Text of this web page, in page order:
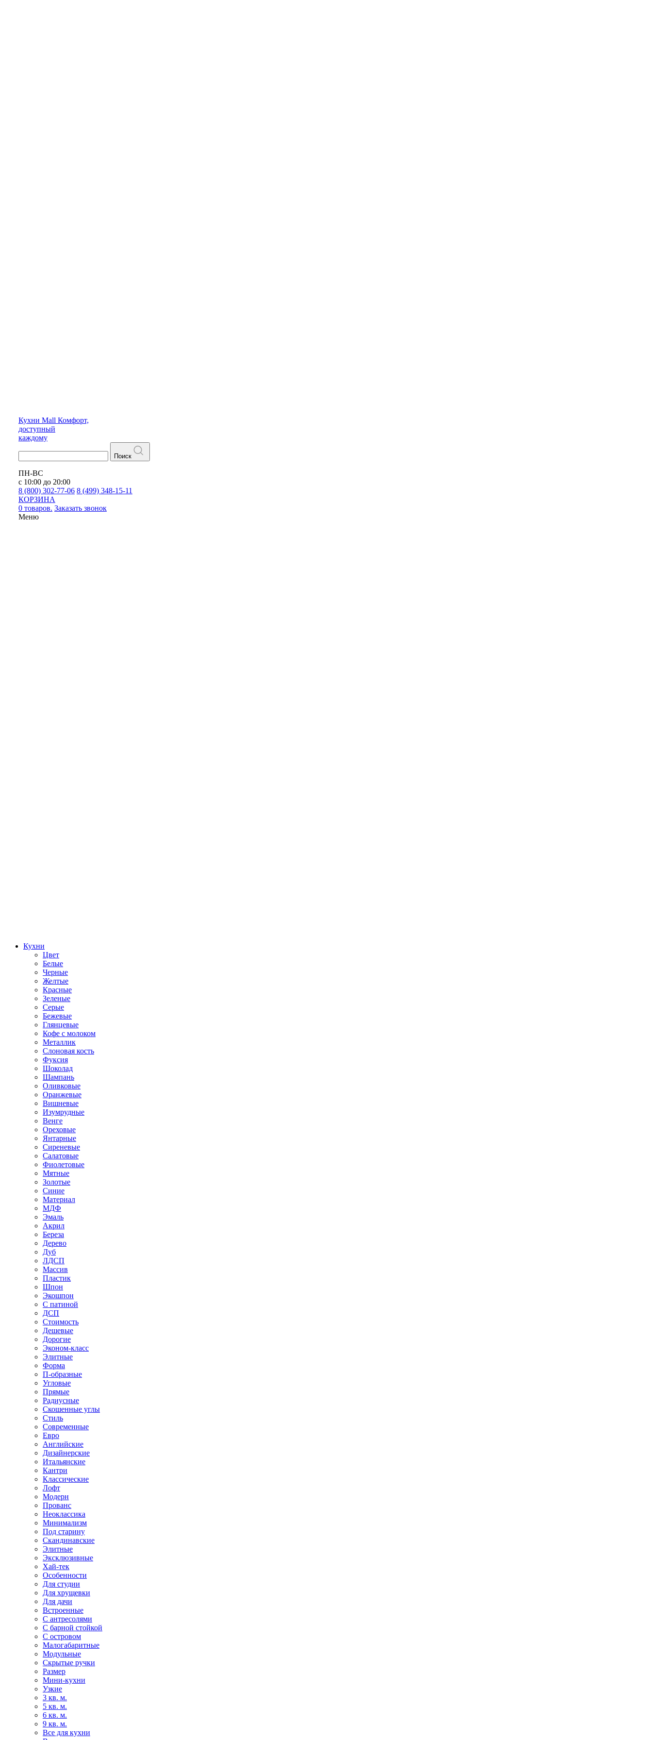
Кухни Mall Комфорт,
доступный
каждому
Поиск
ПН-ВС
с 10:00 до 20:00
8 (800) 302-77-06 8 (499) 348-15-11
КОРЗИНА
0 товаров. Заказать звонок
Меню
Кухни
Цвет
Белые
Черные
Желтые
Красные
Зеленые
Серые
Бежевые
Глянцевые
Кофе с молоком
Металлик
Слоновая кость
Фуксия
Шоколад
Шампань
Оливковые
Оранжевые
Вишневые
Изумрудные
Венге
Ореховые
Янтарные
Сиреневые
Салатовые
Фиолетовые
Мятные
Золотые
Синие
Материал
МДФ
Эмаль
Акрил
Береза
Дерево
Дуб
ЛДСП
Массив
Пластик
Шпон
Экошпон
С патиной
ДСП
Стоимость
Дешевые
Дорогие
Эконом-класс
Элитные
Форма
П-образные
Угловые
Прямые
Радиусные
Скошенные углы
Стиль
Современные
Евро
Английские
Дизайнерские
Итальянские
Кантри
Классические
Лофт
Модерн
Прованс
Неоклассика
Минимализм
Под старину
Скандинавские
Элитные
Эксклюзивные
Хай-тек
Особенности
Для студии
Для хрущевки
Для дачи
Встроенные
С антресолями
С барной стойкой
С островом
Малогабаритные
Модульные
Скрытые ручки
Размер
Мини-кухни
Узкие
3 кв. м.
5 кв. м.
6 кв. м.
9 кв. м.
Все для кухни